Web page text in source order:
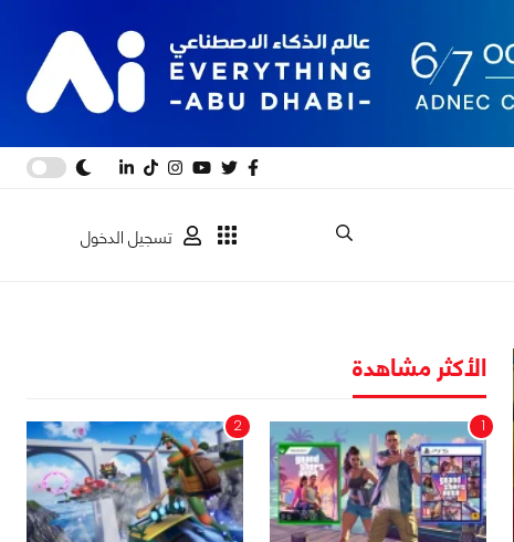
تسجيل الدخول
الأكثر مشاهدة
1
2